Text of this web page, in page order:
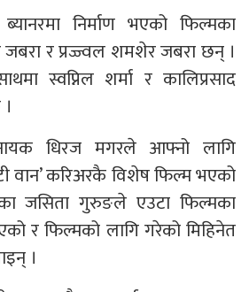
निर्माण भएको फिल्मका
जबरा र प्रज्ज्वल शमशेर जबरा छन् ।
स्वप्निल शर्मा र कालिप्रसाद
नायक धिरज मगरले आफ्नो लागि
वान’ करिअरकै विशेष फिल्म भएको
जसिता गुरुङले एउटा फिल्मका
र फिल्मको लागि गरेको मिहिनेत
।